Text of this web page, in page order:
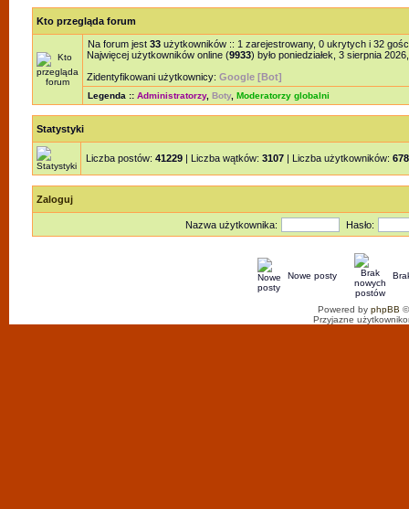
Kto przegląda forum
Na forum jest 33 użytkowników :: 1 zarejestrowany, 0 ukrytych i 32
Najwięcej użytkowników online (9933) było poniedziałek, 3 sierpnia
Zidentyfikowani użytkownicy: Google [Bot]
Legenda :: Administratorzy, Boty, Moderatorzy globalni
Statystyki
Liczba postów: 41229 | Liczba wątków: 3107 | Liczba użytkowników: 678
Zaloguj
Nazwa użytkownika: Hasło:
Nowe posty
Powered by phpBB
Przyjazne